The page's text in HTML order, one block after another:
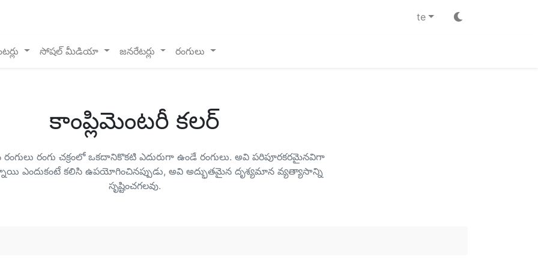
te
సోషల్ మీడియా జనరేటర్లు రంగులు
కాంప్లిమెంటరీ కలర్
రంగు చక్రంలో ఒకదానికొకటి ఎదురుగా ఉండే రంగులు. అవి పరిపూరకరమైనవిగా
ఎందుకంటే కలిసి ఉపయోగించినప్పుడు, అవి అద్భుతమైన దృశ్యమాన వ్యత్యాసాన్ని
సృష్టించగలవు.